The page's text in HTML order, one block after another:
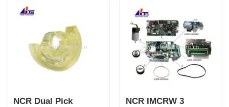
NCR Dual Pick
NCR IMCRW 3